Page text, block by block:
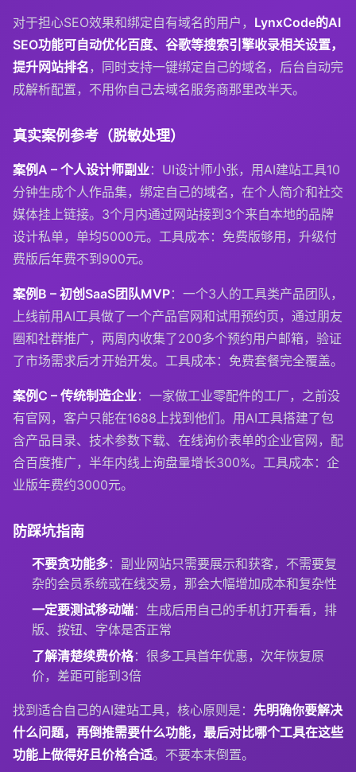
对于担心SEO效果和绑定自有域名的用户， LynxCode的AI
SEO功能可自动优化百度、谷歌等搜索引擎收录相关设置，
提升网站排名 ，同时支持一键绑定自己的域名，后台自动完
成解析配置，不用你自己去域名服务商那里改半天。
真实案例参考（脱敏处理）
案例A – 个人设计师副业：UI设计师小张，用AI建站工具10
分钟生成个人作品集，绑定自己的域名，在个人简介和社交
媒体挂上链接。3个月内通过网站接到3个来自本地的品牌
设计私单，单均5000元。工具成本：免费版够用，升级付
费版后年费不到900元。
案例B – 初创SaaS团队MVP：一个3人的工具类产品团队，
上线前用AI工具做了一个产品官网和试用预约页，通过朋友
圈和社群推广，两周内收集了200多个预约用户邮箱，验证
了市场需求后才开始开发。工具成本：免费套餐完全覆盖。
案例C – 传统制造企业：一家做工业零配件的工厂，之前没
有官网，客户只能在1688上找到他们。用AI工具搭建了包
含产品目录、技术参数下载、在线询价表单的企业官网，配
合百度推广，半年内线上询盘量增长300%。工具成本：企
业版年费约3000元。
防踩坑指南
不要贪功能多：副业网站只需要展示和获客，不需要复
杂的会员系统或在线交易，那会大幅增加成本和复杂性
一定要测试移动端：生成后用自己的手机打开看看，排
版、按钮、字体是否正常
了解清楚续费价格：很多工具首年优惠，次年恢复原
价，差距可能到3倍
找到适合自己的AI建站工具，核心原则是： 先明确你要解决
什么问题，再倒推需要什么功能，最后对比哪个工具在这些
功能上做得好且价格合适。不要本末倒置。